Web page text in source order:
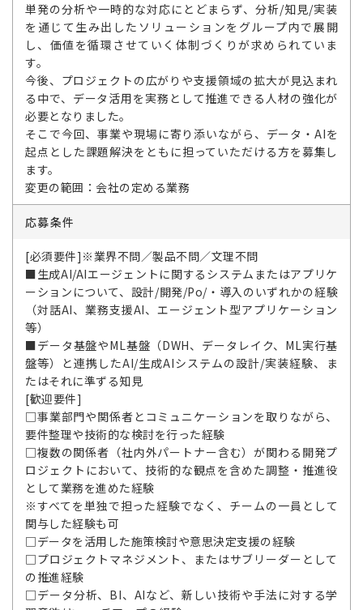
単発の分析や一時的な対応にとどまらず、分析/知見/実装
を通じて生み出したソリューションをグループ内で展開
し、価値を循環させていく体制づくりが求められていま
す。
今後、プロジェクトの広がりや支援領域の拡大が見込まれ
る中で、データ活用を実務として推進できる人材の強化が
必要となりました。
そこで今回、事業や現場に寄り添いながら、データ・AIを
起点とした課題解決をともに担っていただける方を募集し
ます。
変更の範囲：会社の定める業務
応募条件
[必須要件]※業界不問／製品不問／文理不問
■生成AI/AIエージェントに関するシステムまたはアプリケ
ーションについて、設計/開発/Po/・導入のいずれかの経験
（対話AI、業務支援AI、エージェント型アプリケーション
等）
■データ基盤やML基盤（DWH、データレイク、ML実行基
盤等）と連携したAI/生成AIシステムの設計/実装経験、ま
たはそれに準ずる知見
[歓迎要件]
□事業部門や関係者とコミュニケーションを取りながら、
要件整理や技術的な検討を行った経験
□複数の関係者（社内外パートナー含む）が関わる開発プ
ロジェクトにおいて、技術的な観点を含めた調整・推進役
として業務を進めた経験
※すべてを単独で担った経験でなく、チームの一員として
関与した経験も可
□データを活用した施策検討や意思決定支援の経験
□プロジェクトマネジメント、またはサブリーダーとして
の推進経験
□データ分析、BI、AIなど、新しい技術や手法に対する学